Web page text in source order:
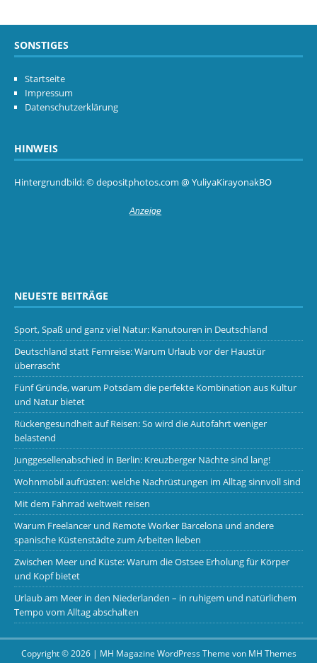
SONSTIGES
Startseite
Impressum
Datenschutzerklärung
HINWEIS
Hintergrundbild: © depositphotos.com @ YuliyaKirayonakBO
NEUESTE BEITRÄGE
Sport, Spaß und ganz viel Natur: Kanutouren in Deutschland
Deutschland statt Fernreise: Warum Urlaub vor der Haustür
überrascht
Fünf Gründe, warum Potsdam die perfekte Kombination aus Kultur
und Natur bietet
Rückengesundheit auf Reisen: So wird die Autofahrt weniger
belastend
Junggesellenabschied in Berlin: Kreuzberger Nächte sind lang!
Wohnmobil aufrüsten: welche Nachrüstungen im Alltag sinnvoll sind
Mit dem Fahrrad weltweit reisen
Warum Freelancer und Remote Worker Barcelona und andere
spanische Küstenstädte zum Arbeiten lieben
Zwischen Meer und Küste: Warum die Ostsee Erholung für Körper
und Kopf bietet
Urlaub am Meer in den Niederlanden – in ruhigem und natürlichem
Tempo vom Alltag abschalten
Copyright © 2026 | MH Magazine WordPress Theme von MH Themes